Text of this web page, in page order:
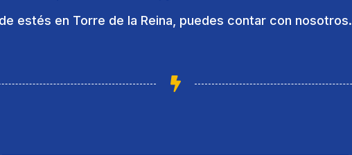
estés en Torre de la Reina, puedes contar con nosotros.